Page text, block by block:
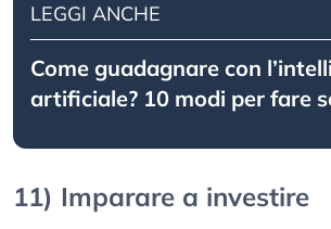
LEGGI ANCHE
Come guadagnare con
artificiale? 10 modi per fare
11) Imparare a investire